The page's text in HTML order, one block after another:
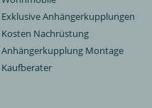
Exklusive Anhängerkupplungen
Kosten Nachrüstung
Anhängerkupplung Montage
Kaufberater